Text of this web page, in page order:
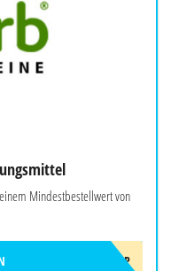
Mindestbestellwert von
AUG26EUSUPP